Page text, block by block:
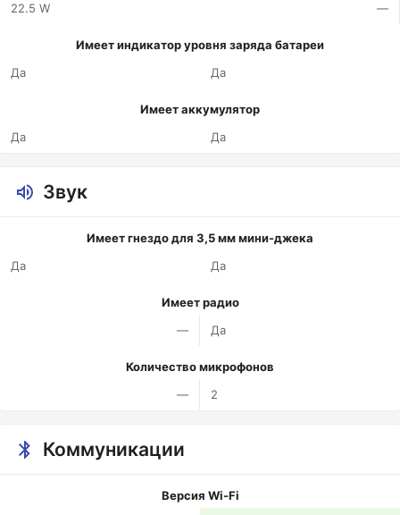
22.5 W
—
Имеет индикатор уровня заряда батареи
Да
Да
Имеет аккумулятор
Да
Да
Звук
Имеет гнездо для 3,5 мм мини-джека
Да
Да
Имеет радио
—
Да
Количество микрофонов
—
2
Коммуникации
Версия Wi-Fi